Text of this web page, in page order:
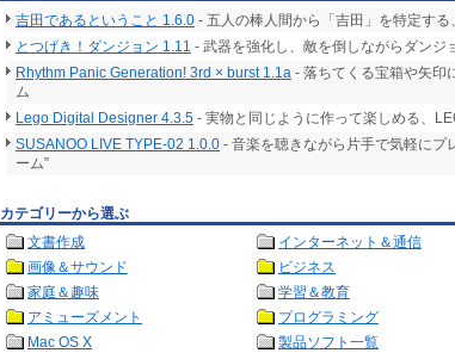
吉田であるということ 1.6.0 - 五人の棒人間から「吉田」を特定す
とつげき！ダンジョン 1.11 - 武器を強化し、敵を倒しながらダンジ
Rhythm Panic Generation! 3rd × burst 1.1a - 落ちてくる宝箱や矢印
ム
Lego Digital Designer 4.3.5 - 実物と同じように作って楽しめる、
SUSANOO LIVE TYPE-02 1.0.0 - 音楽を聴きながら片手で気軽にプ
ーム”
カテゴリーから選ぶ
文書作成
インターネット＆通信
画像＆サウンド
ビジネス
家庭＆趣味
学習＆教育
アミューズメント
プログラミング
Mac OS X
製品ソフト一覧